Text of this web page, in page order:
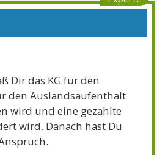
Dir das KG für den
den Auslandsaufenthalt
wird und eine gezahlte
wird. Danach hast Du